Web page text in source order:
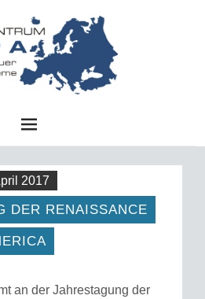
2017
DER RENAISSANCE
an der Jahrestagung der